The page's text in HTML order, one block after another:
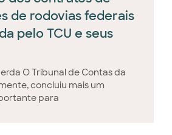
de rodovias federais
pelo TCU e seus
O Tribunal de Contas da
concluiu mais um
para